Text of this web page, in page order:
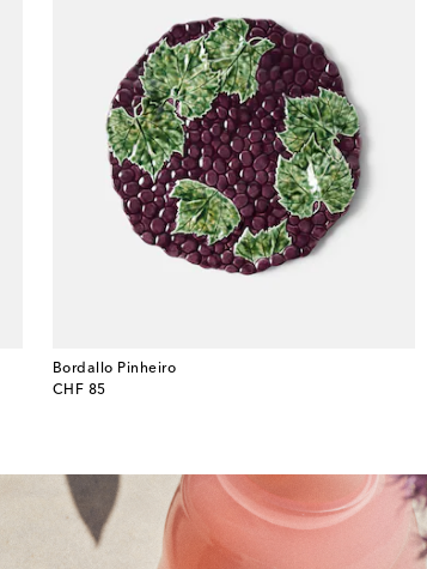
Bordallo Pinheiro
CHF 85
original price